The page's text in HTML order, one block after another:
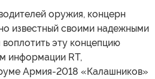
оружия, концерн
известный своими надежными
эту концепцию
информации RT,
Армия-2018 «Калашников»